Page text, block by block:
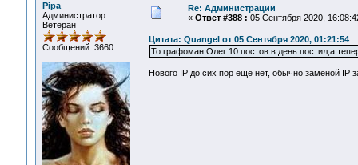
Pipa
Администратор
Ветеран
Сообщений: 3660
Re: Администрации
« Ответ #388 : 05 Сентября 2020,
Цитата: Quangel от 05 Сентября 2020, 01:21:54
То графоман Олег 10 постов в день постил,а
Нового IP до сих пор еще нет, обычно заменой